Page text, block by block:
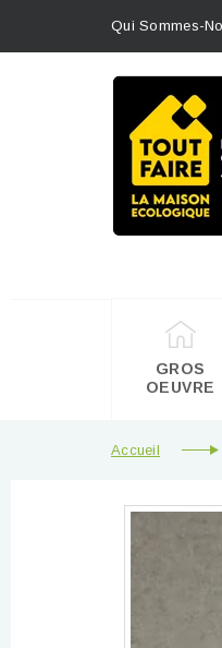
Qui Sommes-
GROS
OEUVRE
Accueil